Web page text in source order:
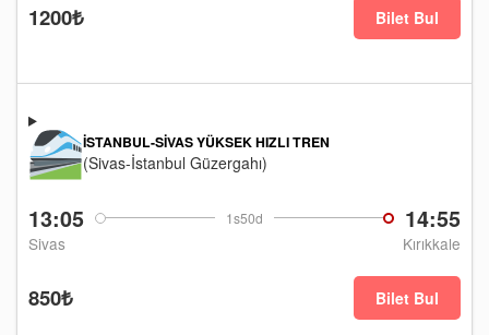
1200₺ Bilet Bul
13:05 1s50d 14:55
Sivas Kırıkkale
İSTANBUL-SIVAS YÜKSEK HIZLI TREN
(Sivas-İstanbul Güzergahı)
850₺ Bilet Bul